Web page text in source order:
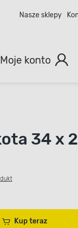
Nasze sklepy
Moje konto
34 x
Kup teraz